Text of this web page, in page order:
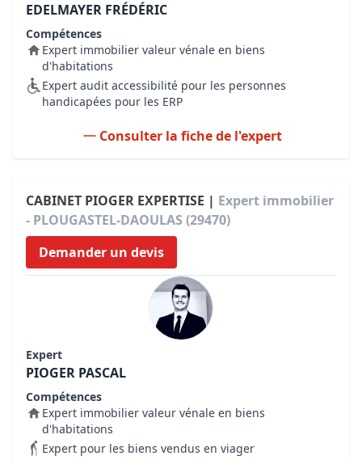
EDELMAYER FRÉDÉRIC
Compétences
Expert immobilier valeur vénale en biens
d'habitations
Expert audit accessibilité pour les personnes
handicapées pour les ERP
Consulter la fiche de l'expert
CABINET PIOGER EXPERTISE | Expert immobilier
- PLOUGASTEL-DAOULAS (29470)
Demander un devis
Expert
PIOGER PASCAL
Compétences
Expert immobilier valeur vénale en biens
d'habitations
Expert pour les biens vendus en viager